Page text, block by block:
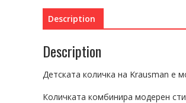
Description
Description
Детската количка на Krausman е
Количката комбинира модерен